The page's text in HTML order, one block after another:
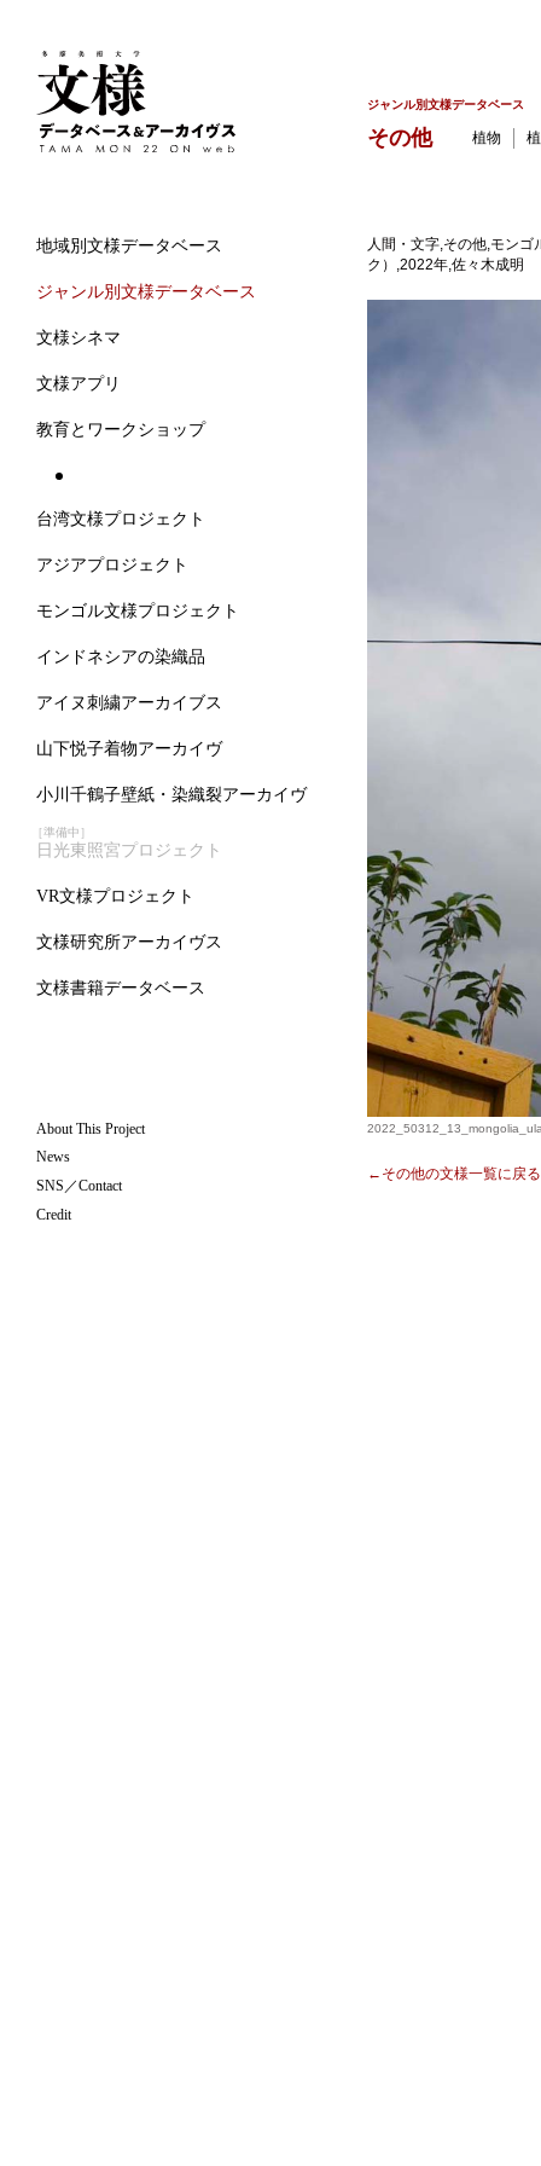
地域別文様データベース
ジャンル別文様データベース
文様シネマ
文様アプリ
教育とワークショップ
台湾文様プロジェクト
アジアプロジェクト
モンゴル文様プロジェクト
インドネシアの染織品
アイヌ刺繍アーカイブス
山下悦子着物アーカイヴ
小川千鶴子壁紙・染織裂アーカイヴ
［準備中］
日光東照宮プロジェクト
VR文様プロジェクト
文様研究所アーカイヴス
文様書籍データベース
About This Project
News
SNS／Contact
Credit
ジャンル別文様データベース
その他 植物
人間・文字,その他,モン
ク）,2022年,佐々木成明
←その他の文様一覧に戻る